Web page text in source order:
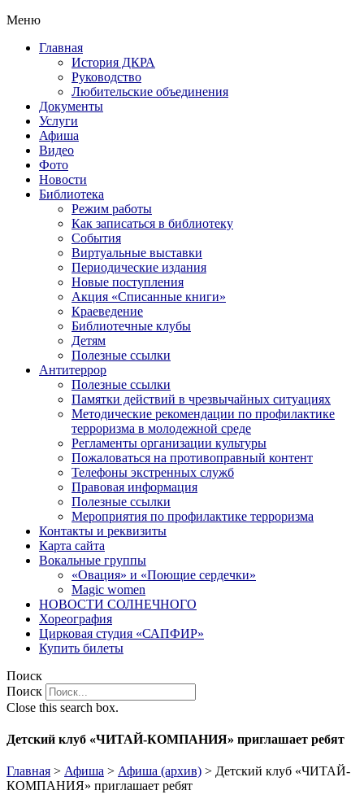
Меню
Главная
История ДКРА
Руководство
Любительские объединения
Документы
Услуги
Афиша
Видео
Фото
Новости
Библиотека
Режим работы
Как записаться в библиотеку
События
Виртуальные выставки
Периодические издания
Новые поступления
Акция «Списанные книги»
Краеведение
Библиотечные клубы
Детям
Полезные ссылки
Антитеррор
Полезные ссылки
Памятки действий в чрезвычайных ситуациях
Методические рекомендации по профилактике
терроризма в молодежной среде
Регламенты организации культуры
Пожаловаться на противоправный контент
Телефоны экстренных служб
Правовая информация
Полезные ссылки
Мероприятия по профилактике терроризма
Контакты и реквизиты
Карта сайта
Вокальные группы
«Овация» и «Поющие сердечки»
Magic women
НОВОСТИ СОЛНЕЧНОГО
Хореография
Цирковая студия «САПФИР»
Купить билеты
Поиск
Поиск
Close this search box.
Детский клуб «ЧИТАЙ-КОМПАНИЯ» приглашает ребят
Главная > Афиша > Афиша (архив) > Детский клуб «ЧИТАЙ-
КОМПАНИЯ» приглашает ребят